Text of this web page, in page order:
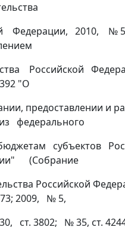
Федерации, 2010, №
Российской
"О
предоставлении и
федерального
субъектов
(Собрание
Российской
2009, № 5,
ст. 3802; № 35, ст.